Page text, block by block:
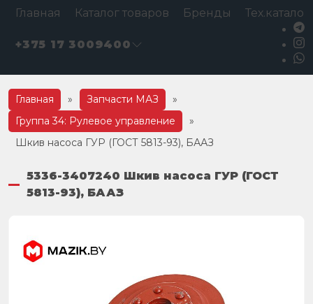
Главная Каталог товаров Бренды
+375 17 3009400
Главная » Запчасти МАЗ
»
Группа 34: Рулевое управление
»
Шкив насоса ГУР (ГОСТ 5813-93), БААЗ
5336-3407240 Шкив насоса ГУР (ГОСТ
5813-93), БААЗ